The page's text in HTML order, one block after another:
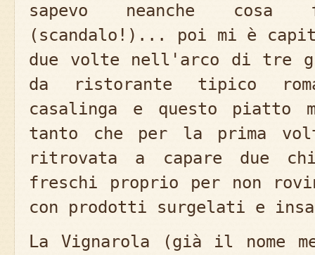
sapevo neanche
(scandalo!)... poi mi è
due volte nell'arco di tre
da ristorante tipico
casalinga e questo piatto
tanto che per la prima
ritrovata a capare due
freschi proprio per non
con prodotti surgelati e
La Vignarola (già il nome